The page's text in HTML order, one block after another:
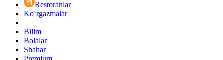
Restoranlar
Ko‘rgazmalar
Bilim
Bolalar
Shahar
Premium